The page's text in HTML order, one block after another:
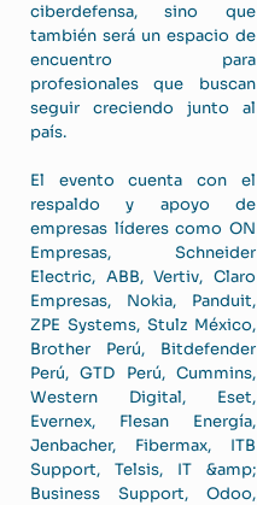
ciberdefensa, sino que
también será un espacio de
encuentro para
profesionales que buscan
seguir creciendo junto al
país.
El evento cuenta con el
respaldo y apoyo de
empresas líderes como ON
Empresas, Schneider
Electric, ABB, Vertiv, Claro
Empresas, Nokia, Panduit,
ZPE Systems, Stulz México,
Brother Perú, Bitdefender
Perú, GTD Perú, Cummins,
Western Digital, Eset,
Evernex, Flesan Energía,
Jenbacher, Fibermax, ITB
Support, Telsis, IT &amp;
Business Support, Odoo,